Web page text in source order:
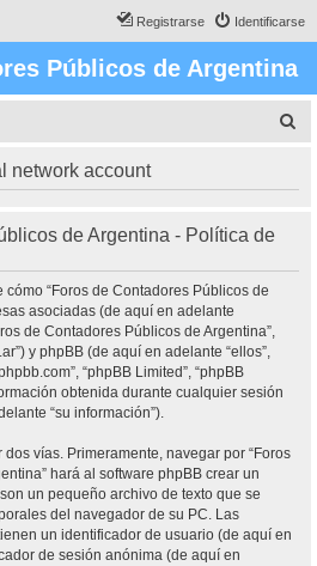
Identificarse
Registrarse
Públicos de Argentina
network account
de Argentina - Política de
“Foros de Contadores Públicos de
asociadas (de aquí en adelante
de Contadores Públicos de Argentina”,
y phpBB (de aquí en adelante “ellos”,
“phpBB Limited”, “phpBB
obtenida durante cualquier sesión
“su información”).
vías. Primeramente, navegar por “Foros
hará al software phpBB crear un
un pequeño archivo de texto que se
del navegador de su PC. Las
un identificador de usuario (de aquí en
de sesión anónima (de aquí en